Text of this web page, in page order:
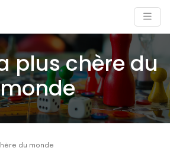
plus chère du
monde
du monde